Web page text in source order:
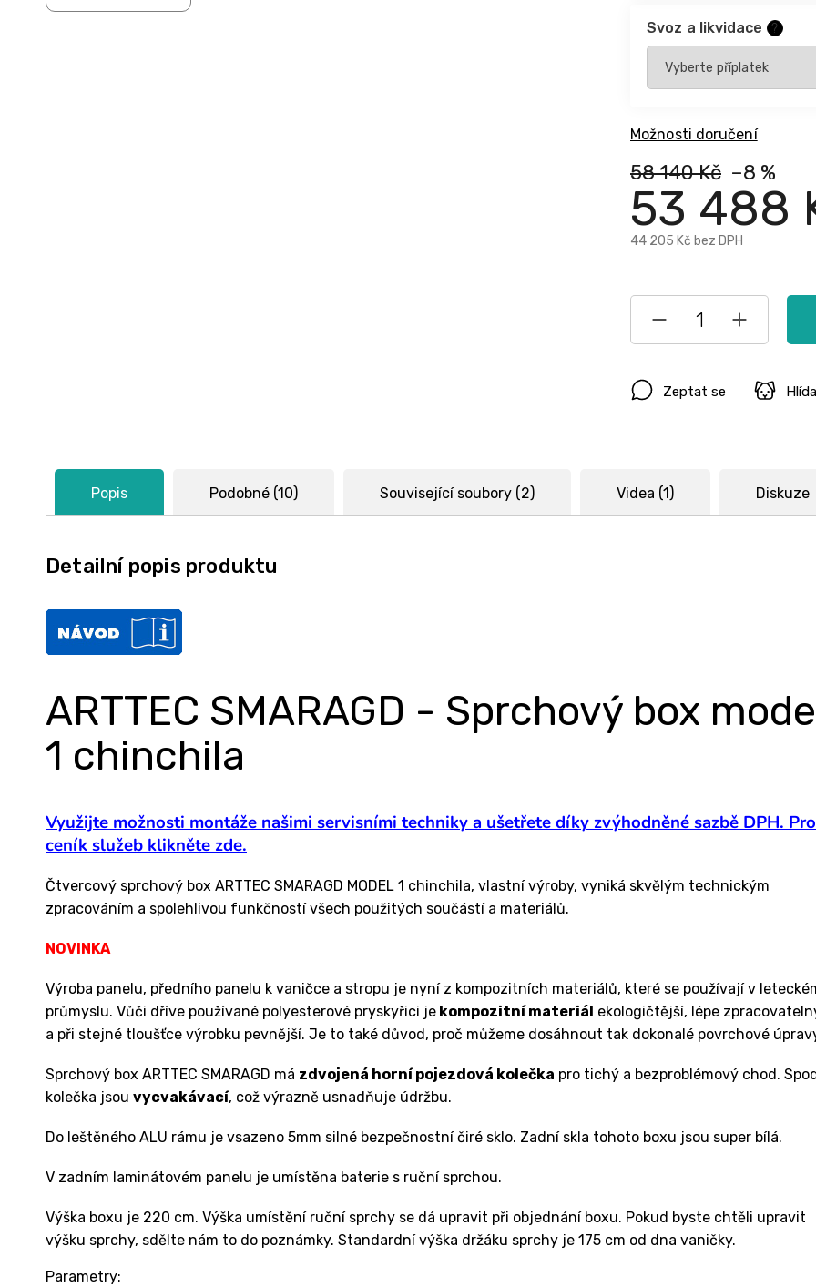
58 140 Kč –8 %
53 488
44 205 Kč bez DPH
Svoz a likvidace ?
Možnosti doručení
Zeptat se
Popis Podobné (10) Související soubory (2) Videa (1) Diskuze
Detailní popis produktu
ARTTEC SMARAGD - Sprchový box
1 chinchila
Využijte možnosti montáže našimi servisními techniky a ušetřete díky zvýhodněné sazbě DPH. Pro
ceník služeb klikněte zde.
Čtvercový sprchový box ARTTEC SMARAGD MODEL 1 chinchila, vlastní výroby, vyniká skvělým technickým
zpracováním a spolehlivou funkčností všech použitých součástí a materiálů.
NOVINKA
Výroba panelu, předního panelu k vaničce a stropu je nyní z kompozitních materiálů, které se používají v
průmyslu. Vůči dříve používané polyesterové pryskyřici je kompozitní materiál ekologičtější, lépe
a při stejné tloušťce výrobku pevnější. Je to také důvod, proč můžeme dosáhnout tak dokonalé povrchové
Sprchový box ARTTEC SMARAGD má zdvojená horní pojezdová kolečka pro tichý a bezproblémový chod.
kolečka jsou vycvakávací, což výrazně usnadňuje údržbu.
Do leštěného ALU rámu je vsazeno 5mm silné bezpečnostní čiré sklo. Zadní skla tohoto boxu jsou super bílá.
V zadním laminátovém panelu je umístěna baterie s ruční sprchou.
Výška boxu je 220 cm. Výška umístění ruční sprchy se dá upravit při objednání boxu. Pokud byste chtěli upravit
výšku sprchy, sdělte nám to do poznámky. Standardní výška držáku sprchy je 175 cm od dna vaničky.
Parametry: